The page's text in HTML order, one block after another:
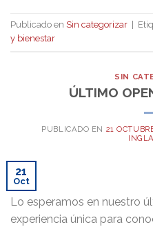
Publicado en Sin categorizar
y bienestar
SIN
ÚLTIMO
PUBLICADO EN 21
21
Oct
Lo esperamos en nuestro
experiencia única para